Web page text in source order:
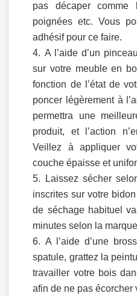
pas décaper comme
poignées etc. Vous
adhésif pour ce faire.
A l’aide d’un
sur votre meuble en
fonction de l’état de
poncer légèrement à
permettra une
produit, et l’action
Veillez à appliquer
couche épaisse et
Laissez sécher
inscrites sur votre
de séchage habituel
minutes selon la
A l’aide d’une
spatule, grattez la
travailler votre bois
afin de ne pas écorcher